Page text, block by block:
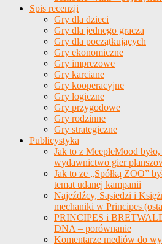
Spis recenzji
Gry dla dzieci
Gry dla jednego gracza
Gry dla początkujących
Gry ekonomiczne
Gry imprezowe
Gry karciane
Gry kooperacyjne
Gry logiczne
Gry przygodowe
Gry rodzinne
Gry strategiczne
Publicystyka
Jak to z MeepleMood
wydawnictwo gier
Jak to ze „Spółką ZOO”
temat udanej kampanii
Najeźdźcy, Sąsiedzi i
mechaniki w Principes
PRINCIPES i
DNA – porównanie
Komentarze mediów do